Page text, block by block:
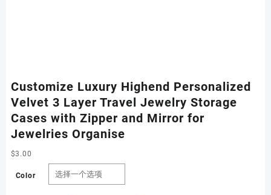
Customize Luxury Highend Personalized
Velvet 3 Layer Travel Jewelry Storage
Cases with Zipper and Mirror for
Jewelries Organise
$3.00
Color